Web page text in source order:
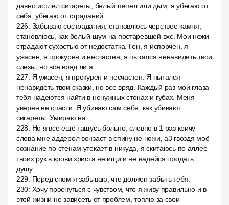
давно истлел сигареты, белый пепел или дым, я убегаю от
себя, убегаю от страданий.
226: Забываю сострадания, становлюсь черствее камня,
становлюсь, как белый шум на постаревшей вхс. Мои ножи
страдают сухостью от недостатка. Ген, я испорчен, я
ужасен, я прокурен и несчастен, я пытался ненавидеть твои
слезы, но все вряд ли я.
227: Я ужасен, я прокурен и несчастен. Я пытался
ненавидеть твои сказки, но все вряд. Каждый раз мои глаза
тебя надеются найти в ненужных стонах и губах. Меня
уверен не спасти. Я убиваю сам себя, как убивают
сигареты. Умираю на.
228: Но я все ещё тащусь больно, словно в 1 раз кричу
слова мне аддерол вонзает в спину не ножи, a3 гвоздя моё
сознание по стенам утекает в никуда, я скитаюсь по аллее
твоих рук в крови христа не ищи и не надейся продать
душу.
229: Перед сном я забываю, что должен забыть тебя.
230: Хочу проснуться с чувством, что я живу правильно и в
этой жизни не зависеть от проблем, топлю за свои